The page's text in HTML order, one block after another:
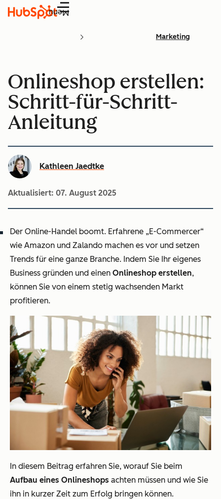
Menü
Marketing
Onlineshop erstellen:
Schritt-für-Schritt-
Anleitung
Kathleen Jaedtke
Aktualisiert: 07. August 2025
Der Online-Handel boomt. Erfahrene „E-Commercer“
wie Amazon und Zalando machen es vor und setzen
Trends für eine ganze Branche. Indem Sie Ihr eigenes
Business gründen und einen Onlineshop erstellen,
können Sie von einem stetig wachsenden Markt
profitieren.
In diesem Beitrag erfahren Sie, worauf Sie beim
Aufbau eines Onlineshops achten müssen und wie Sie
ihn in kurzer Zeit zum Erfolg bringen können.